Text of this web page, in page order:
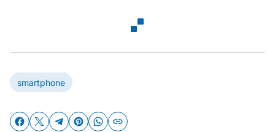
smartphone